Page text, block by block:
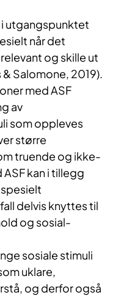
i utgangspunktet
når det
og skille ut
Salomone, 2019).
med ASF
av
som oppleves
større
truende og ikke-
kan i tillegg
delvis knyttes til
og sosial-
sosiale stimuli
uklare,
og derfor også